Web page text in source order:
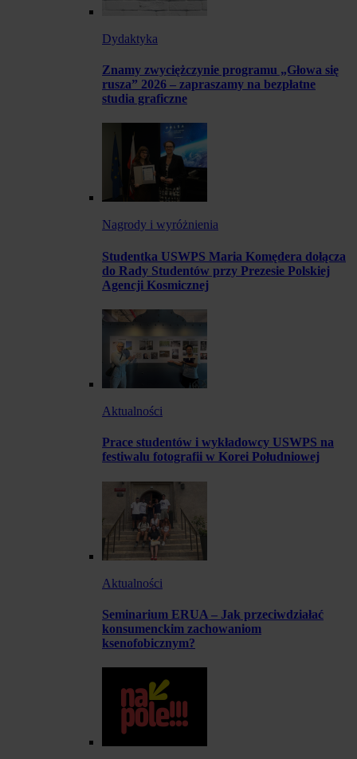
Dydaktyka
Znamy zwyciężczynie programu „Głowa się
rusza” 2026 – zapraszamy na bezpłatne
studia graficzne
Nagrody i wyróżnienia
Studentka USWPS Maria Komędera dołącza
do Rady Studentów przy Prezesie Polskiej
Agencji Kosmicznej
Aktualności
Prace studentów i wykładowcy USWPS na
festiwalu fotografii w Korei Południowej
Aktualności
Seminarium ERUA – Jak przeciwdziałać
konsumenckim zachowaniom
ksenofobicznym?